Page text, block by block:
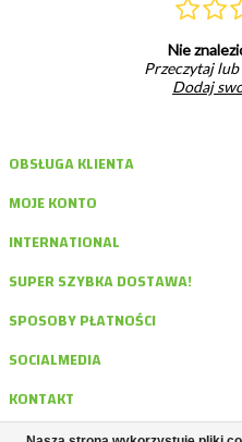
Nie
Przeczytaj
Dodaj
OBSŁUGA KLIENTA
MOJE KONTO
INTERNATIONAL
SUPER SZYBKA DOSTAWA!
SPOSOBY PŁATNOŚCI
SOCIALMEDIA
KONTAKT